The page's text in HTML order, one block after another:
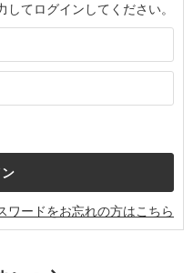
てログインしてください。
ワードをお忘れの方はこちら